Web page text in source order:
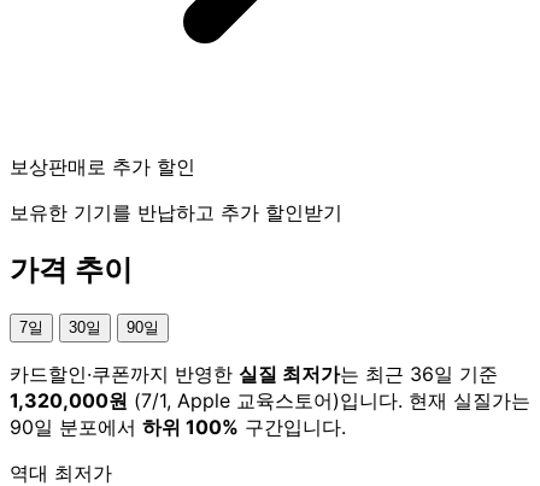
보상판매로 추가 할인
보유한 기기를 반납하고 추가 할인받기
가격 추이
7일 30일 90일
카드할인·쿠폰까지 반영한 실질 최저가는 최근 36일 기준
1,320,000원 (7/1, Apple 교육스토어)입니다. 현재 실질가는
90일 분포에서 하위 100% 구간입니다.
역대 최저가